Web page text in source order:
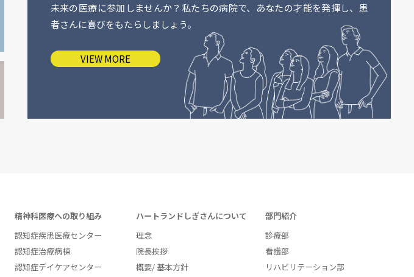
未来の医療に参加しませんか？私たちの病院で、あなたの才能を発揮し、患
者さんに喜びをもたらしましょう。
VIEW MORE
精神科医療への取り組み
認知症疾患医療センター
認知症治療病棟
認知症デイケアセンター
ハートランドしぎさんについて
理念
院長挨拶
概要/ 基本方針
部門紹介
診療部
看護部
リハビリテーション部